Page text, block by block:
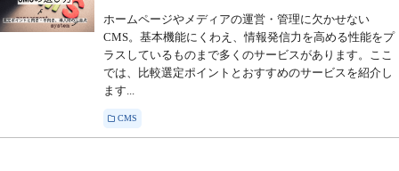
ホームページやメディアの運営・管理に欠かせない
CMS。基本機能にくわえ、情報発信力を高める性能をプ
ラスしているものまで多くのサービスがあります。ここ
では、比較選定ポイントとおすすめのサービスを紹介し
ます...
CMS